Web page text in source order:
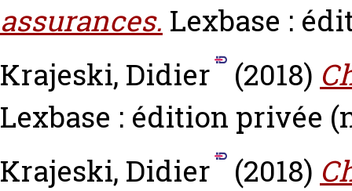
assurances. Lexbase :
Krajeski, Didier
(2018)
Lexbase : édition privée
Krajeski, Didier
(2018)